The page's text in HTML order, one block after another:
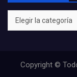
Categorías
Copyright ©